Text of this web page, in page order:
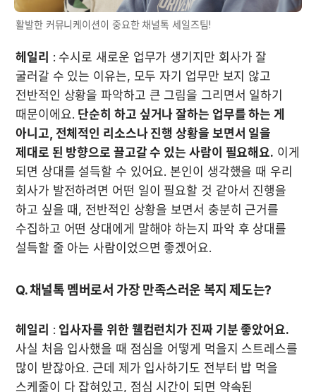
활발한 커뮤니케이션이 중요한 채널톡 세일즈팀!
헤일리 : 수시로 새로운 업무가 생기지만 회사가 잘
굴러갈 수 있는 이유는, 모두 자기 업무만 보지 않고
전반적인 상황을 파악하고 큰 그림을 그리면서 일하기
때문이에요. 단순히 하고 싶거나 잘하는 업무를 하는 게
아니고, 전체적인 리소스나 진행 상황을 보면서 일을
제대로 된 방향으로 끌고갈 수 있는 사람이 필요해요. 이게
되면 상대를 설득할 수 있어요. 본인이 생각했을 때 우리
회사가 발전하려면 어떤 일이 필요할 것 같아서 진행을
하고 싶을 때, 전반적인 상황을 보면서 충분히 근거를
수집하고 어떤 상대에게 말해야 하는지 파악 후 상대를
설득할 줄 아는 사람이었으면 좋겠어요.
Q. 채널톡 멤버로서 가장 만족스러운 복지 제도는?
헤일리 : 입사자를 위한 웰컴런치가 진짜 기분 좋았어요.
사실 처음 입사했을 때 점심을 어떻게 먹을지 스트레스를
많이 받잖아요. 근데 제가 입사하기도 전부터 밥 먹을
스케줄이 다 잡혀있고, 점심 시간이 되면 약속된